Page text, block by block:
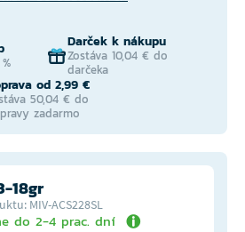
Darček k nákupu
Zostáva 10,04 € do
darčeka
od 2,99 €
50,04 € do
zadarmo
18gr
MIV-ACS228SL
do 2-4 prac. dní